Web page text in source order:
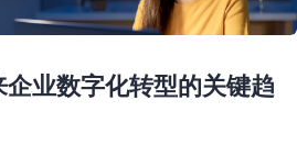
业数字化转型的关键趋